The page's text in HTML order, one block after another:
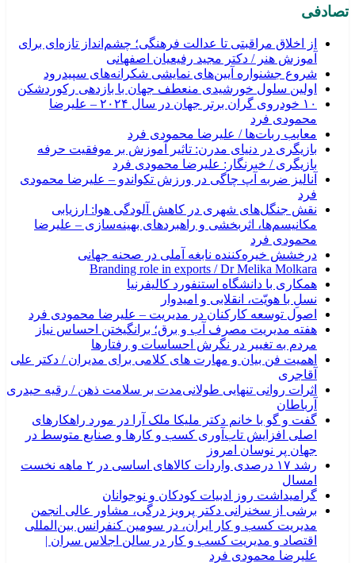
تصادفی
از اخلاق مراقبتی تا عدالت فرهنگی؛ چشم‌انداز تازه‌ای برای
آموزش هنر / دکتر مجید رفیعیان اصفهانی
شروع جشنواره آیین‌های نمایشی شکرانه‌های سپیدرود
اولین سلول خورشیدی منعطف جهان با بازدهی رکوردشکن
۱۰ خودروی گران برتر جهان در سال ۲۰۲۴ – علیرضا
محمودی فرد
معایب ربات‌ها / علیرضا محمودی فرد
بازیگری در دنیای مدرن: تاثیر آموزش بر موفقیت حرفه
بازیگری / خبرنگار: علیرضا محمودی فرد
آنالیز ضربه آپ چاگی در ورزش تکواندو – علیرضا محمودی
فرد
نقش جنگل‌های شهری در کاهش آلودگی هوا: ارزیابی
مکانیسم‌ها، اثربخشی و راهبردهای بهینه‌سازی – علیرضا
محمودی فرد
درخشش خیره‌کننده نابغه آملی در صحنه جهانی
Branding role in exports / Dr Melika Molkara
همکاری با دانشگاه استنفورد کالیفرنیا
نسلِ با هویّت، انقلابی و امیدوار
اصول توسعه کارکنان در مدیریت – علیرضا محمودی فرد
هفته مدیریت مصرف آب و برق؛ برانگیختن احساس نیاز
مردم به تغییر در نگرش احساسات و رفتارها
اهمیت فن بیان و مهارت های کلامی برای مدیران / دکتر علی
آقاجری
اثرات روانی تنهایی طولانی‌مدت بر سلامت ذهن / رقیه حیدری
آرباطان
گفت و گو با خانم دکتر ملیکا ملک آرا در مورد راهکارهای
اصلی افزایش تاب‌آوری کسب و کارها و صنایع متوسط در
جهان پر نوسان امروز
رشد ۱۷ درصدی واردات کالاهای اساسی در ۲ ماهه نخست
امسال
گرامیداشت روز ادبیات کودکان و نوجوانان
برشی از سخنرانی دکتر پرویز درگی، مشاور عالی انجمن
مدیریت کسب و کار ایران، در سومین کنفرانس بین‌المللی
اقتصاد و مدیریت کسب و کار در سالن اجلاس سران |
علیرضا محمودی فرد